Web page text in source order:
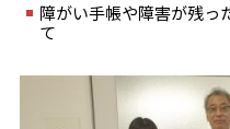
障がい手帳や障害が残っ
て